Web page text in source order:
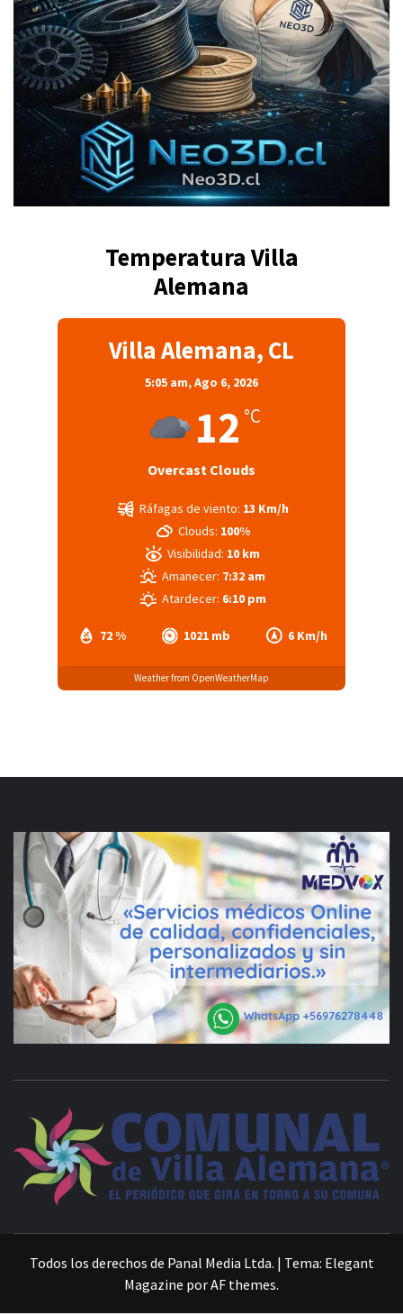
Temperatura Villa
Alemana
Villa Alemana, CL
5:05 am,Ago 6, 2026
12 °C
Overcast Clouds
72 % 1021 mb 6 Km/h
Ráfagas de viento: 13 Km/h
Clouds: 100%
Visibilidad: 10 km
Amanecer: 7:32 am
Atardecer: 6:10 pm
Weather from OpenWeatherMap
Todos los derechos de Panal Media Ltda. | Tema: Elegant
Magazine porAF themes.